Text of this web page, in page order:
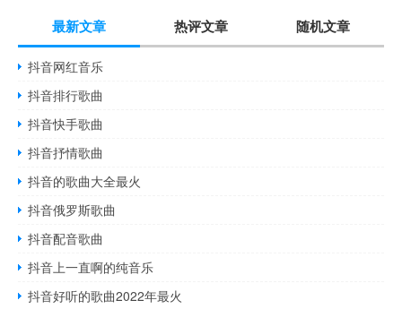
最新文章 热评文章 随机文章
抖音网红音乐
抖音排行歌曲
抖音快手歌曲
抖音抒情歌曲
抖音的歌曲大全最火
抖音俄罗斯歌曲
抖音配音歌曲
抖音上一直啊的纯音乐
抖音好听的歌曲2022年最火